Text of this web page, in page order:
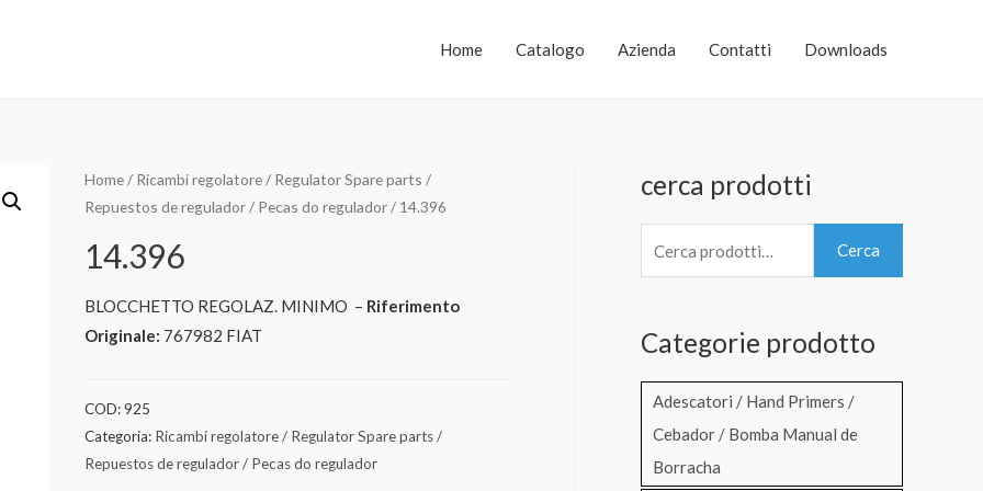
Home Catalogo Azienda Contatti Downloads
Home/ Ricambi regolatore / Regulator Spare parts /
Repuestos de regulador / Pecas do regulador/ 14.396
14.396
BLOCCHETTO REGOLAZ. MINIMO – Riferimento
Originale: 767982 FIAT
COD:925
Categoria: Ricambi regolatore / Regulator Spare parts /
Repuestos de regulador / Pecas do regulador
cerca prodotti
e
c
Cerca
Categorie prodotto
Adescatori / Hand Primers /
Cebador / Bomba Manual de
Borracha